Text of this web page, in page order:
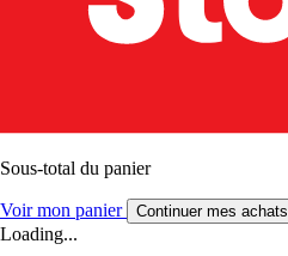
Sous-total du panier
Voir mon panier Continuer mes achats
Loading...